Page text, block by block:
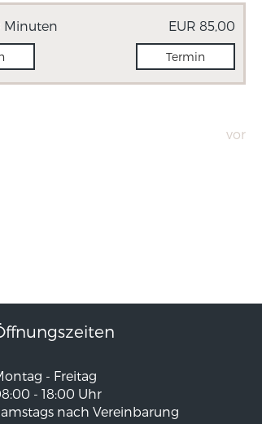
Minuten EUR 85,00
Termin
vor
- Freitag
- 18:00 Uhr
nach Vereinbarung